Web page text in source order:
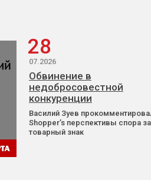
28
07.2026
Обвинение в
недобросовестной
конкуренции
Василий Зуев
Shopper’s перспективы спора за
товарный знак